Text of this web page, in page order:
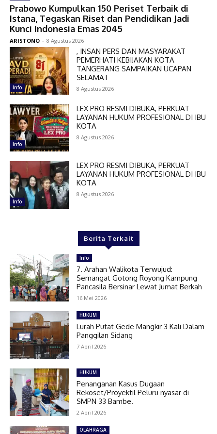
Prabowo Kumpulkan 150 Periset Terbaik di
Istana, Tegaskan Riset dan Pendidikan Jadi
Kunci Indonesia Emas 2045
ARISTONO - 8 Agustus 2026
Info
, INSAN PERS DAN MASYARAKAT
PEMERHATI KEBIJAKAN KOTA
TANGERANG SAMPAIKAN UCAPAN
SELAMAT
8 Agustus 2026
Info
LEX PRO RESMI DIBUKA, PERKUAT
LAYANAN HUKUM PROFESIONAL DI IBU
KOTA
8 Agustus 2026
Info
LEX PRO RESMI DIBUKA, PERKUAT
LAYANAN HUKUM PROFESIONAL DI IBU
KOTA
8 Agustus 2026
Berita Terkait
Info
7. Arahan Walikota Terwujud:
Semangat Gotong Royong Kampung
Pancasila Bersinar Lewat Jumat Berkah
16 Mei 2026
HUKUM
Lurah Putat Gede Mangkir 3 Kali Dalam
Panggilan Sidang
7 April 2026
HUKUM
Penanganan Kasus Dugaan
Rekoset/Proyektil Peluru nyasar di
SMPN 33 Bambe.
2 April 2026
OLAHRAGA